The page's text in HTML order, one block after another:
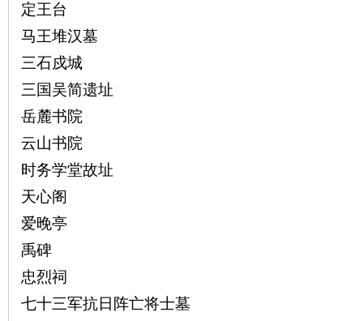
定王台
马王堆汉墓
三石戍城
三国吴简遗址
岳麓书院
云山书院
时务学堂故址
天心阁
爱晚亭
禹碑
忠烈祠
七十三军抗日阵亡将士墓